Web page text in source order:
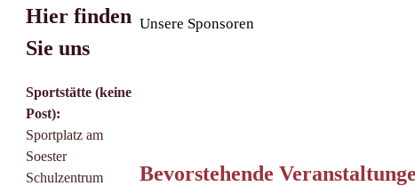
Unsere Sponsoren
Bevorstehende
Hier finden
Sie uns
Sportstätte (keine
Post):
Sportplatz am
Soester
Schulzentrum